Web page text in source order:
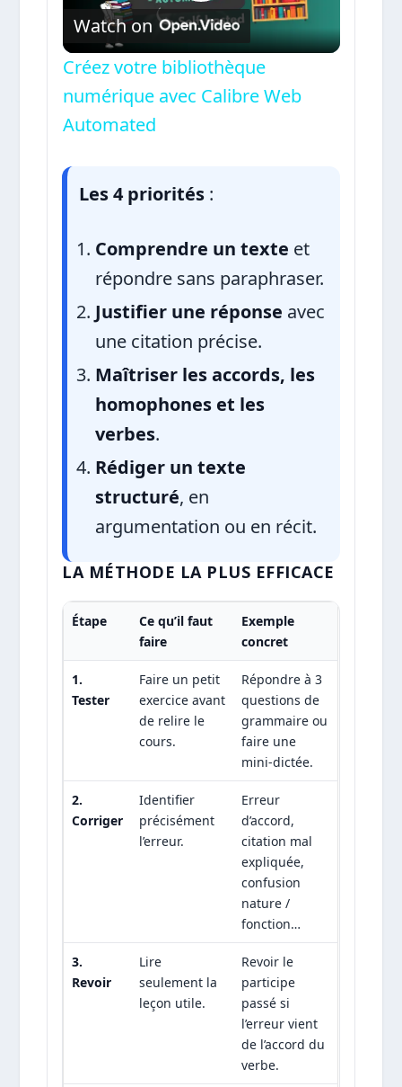
Video
Watch on
Créez votre bibliothèque
numérique avec Calibre Web
Automated
Les 4 priorités :
Comprendre un texte et
répondre sans paraphraser.
Justifier une réponse avec
une citation précise.
Maîtriser les accords, les
homophones et les
verbes.
Rédiger un texte
structuré, en
argumentation ou en récit.
LA MÉTHODE LA PLUS EFFICACE
Étape
Ce qu’il faut
faire
Exemple
concret
1.
Tester
Faire un petit
exercice avant
de relire le
cours.
Répondre à 3
questions de
grammaire ou
faire une
mini-dictée.
2.
Corriger
Identifier
précisément
l’erreur.
Erreur
d’accord,
citation mal
expliquée,
confusion
nature /
fonction…
3.
Revoir
Lire
seulement la
leçon utile.
Revoir le
participe
passé si
l’erreur vient
de l’accord du
verbe.